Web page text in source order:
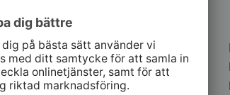
Uppdatera dina uppgifter
Kontrollera